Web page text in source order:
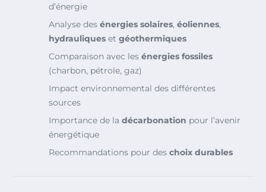
d’énergie
Analyse des énergies solaires, éoliennes,
hydrauliques et géothermiques
Comparaison avec les énergies fossiles
(charbon, pétrole, gaz)
Impact environnemental des différentes
sources
Importance de la décarbonation pour l’avenir
énergétique
Recommandations pour des choix durables